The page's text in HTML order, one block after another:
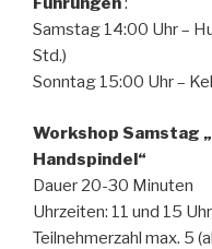
Samstag 14:00 Uhr –
Std.)
Sonntag 15:00 Uhr –
Workshop Samstag
Handspindel“
Dauer 20-30 Minuten
Uhrzeiten: 11 und 15 Uhr
Teilnehmerzahl max. 5